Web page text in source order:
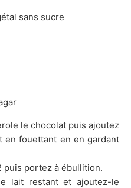
sans sucre
le chocolat puis ajoutez
fouettant en en gardant
puis portez à ébullition.
lait restant et ajoutez-le